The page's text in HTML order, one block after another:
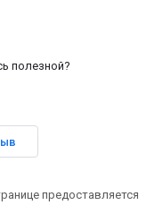
полезной?
предоставляется